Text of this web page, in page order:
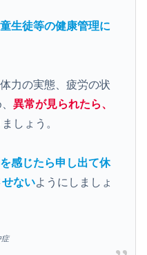
生徒等の健康管理に
力の実態、疲労の状
異常が見られたら、
しょう。
感じたら申し出て休
ないようにしましょ
症